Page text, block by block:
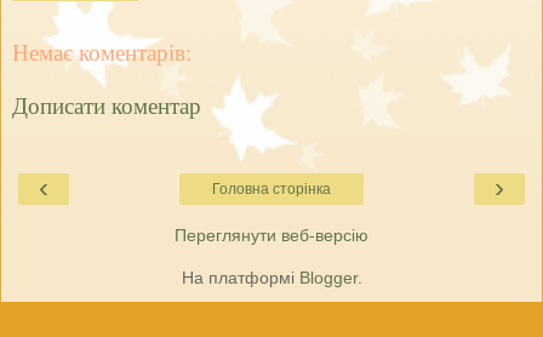
Немає коментарів:
Дописати коментар
‹ ›
Головна сторінка
Переглянути веб-версію
На платформі Blogger.